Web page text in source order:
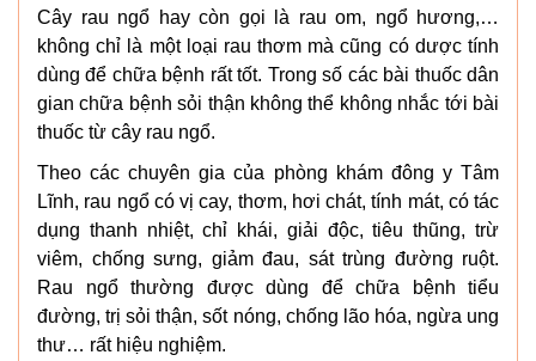
Cây rau ngổ hay còn gọi là rau om, ngổ hương,…
không chỉ là một loại rau thơm mà cũng có dược tính
dùng để chữa bệnh rất tốt. Trong số các bài thuốc dân
gian chữa bệnh sỏi thận không thể không nhắc tới bài
thuốc từ cây rau ngổ.
Theo các chuyên gia của phòng khám đông y Tâm
Lĩnh, rau ngổ có vị cay, thơm, hơi chát, tính mát, có tác
dụng thanh nhiệt, chỉ khái, giải độc, tiêu thũng, trừ
viêm, chống sưng, giảm đau, sát trùng đường ruột.
Rau ngổ thường được dùng để chữa bệnh tiểu
đường, trị sỏi thận, sốt nóng, chống lão hóa, ngừa ung
thư… rất hiệu nghiệm.